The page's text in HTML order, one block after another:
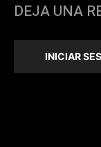
DEJA UNA
INICIAR